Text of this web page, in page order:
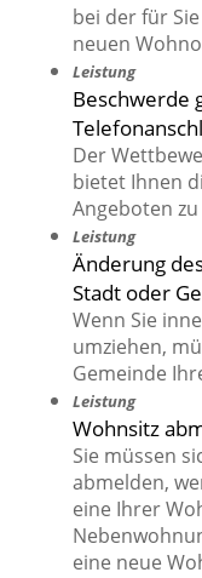
bei der für
neuen
Leistung
Beschwerde
Der
bietet Ihnen
Angeboten
Leistung
Änderung
Stadt oder
Wenn Sie
umziehen,
Gemeinde
Leistung
Wohnsitz
Sie müssen
abmelden,
eine Ihrer
eine neue